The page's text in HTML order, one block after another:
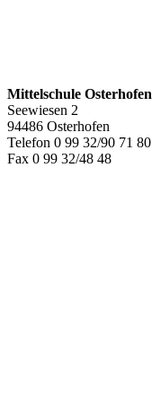
Mittelschule Osterhofen
Seewiesen 2
94486 Osterhofen
Telefon 0 99 32/90 71 80
Fax 0 99 32/48 48